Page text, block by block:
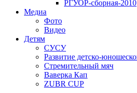
РГУОР-сборная-2010
Медиа
Фото
Видео
Детям
СУСУ
Развитие детско-
Стремительный мяч
Ваверка Кап
ZUBR CUP